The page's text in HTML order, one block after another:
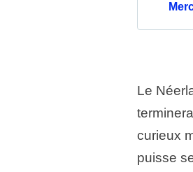
Le
curieux
puisse